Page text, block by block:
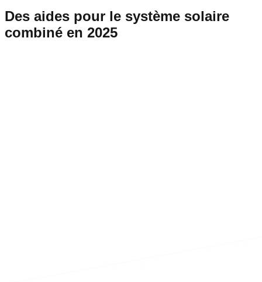
Des aides pour le système solaire
combiné en 2025